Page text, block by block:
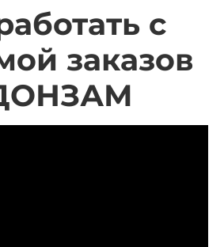
с
заказов